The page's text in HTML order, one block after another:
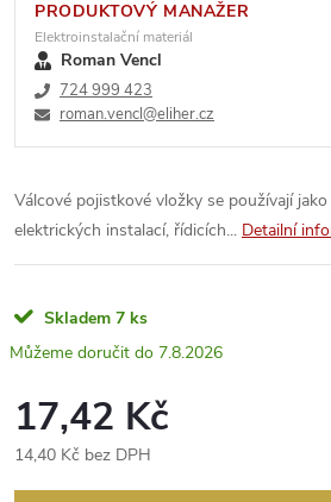
PRODUKTOVÝ MANAŽER
Elektroinstalační materiál
Roman Vencl
724 999 423
roman.vencl@eliher.cz
Válcové pojistkové vložky se používají
elektrických instalací, řídicích... Detailní
Skladem 7 ks
7.8.2026
17,42 Kč
14,40 Kč bez DPH